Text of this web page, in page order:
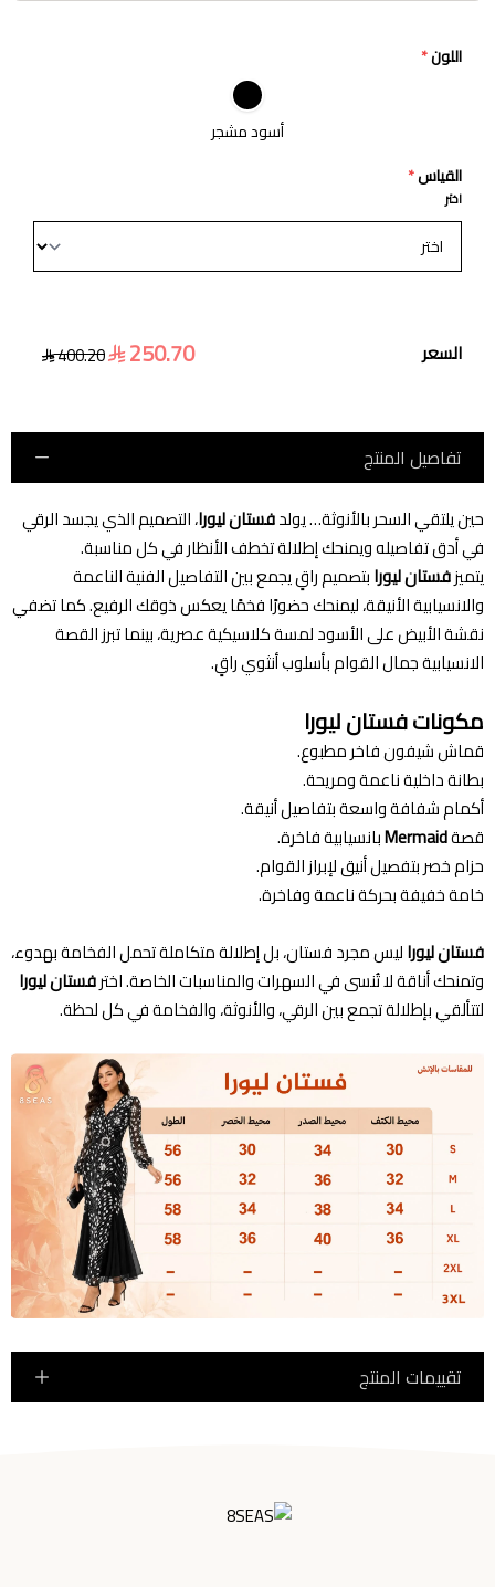
اللون*
أسود مشجر
القياس*
اختر
السعر 250.70
400.20
تفاصيل المنتج
حين يلتقي السحر بالأنوثة… يولدفستان ليورا، التصميم الذي يجسد الرقي
في أدق تفاصيله ويمنحك إطلالة تخطف الأنظار في كل مناسبة.
يتميزفستان ليورابتصميم راقٍ يجمع بين التفاصيل الفنية الناعمة
والانسيابية الأنيقة، ليمنحك حضورًا فخمًا يعكس ذوقك الرفيع. كما تضفي
نقشة الأبيض على الأسود لمسة كلاسيكية عصرية، بينما تبرز القصة
الانسيابية جمال القوام بأسلوب أنثوي راقٍ.
مكونات فستان ليورا
قماش شيفون فاخر مطبوع.
بطانة داخلية ناعمة ومريحة.
أكمام شفافة واسعة بتفاصيل أنيقة.
قصةMermaidبانسيابية فاخرة.
حزام خصر بتفصيل أنيق لإبراز القوام.
خامة خفيفة بحركة ناعمة وفاخرة.
فستان ليوراليس مجرد فستان، بل إطلالة متكاملة تحمل الفخامة بهدوء،
وتمنحك أناقة لا تُنسى في السهرات والمناسبات الخاصة. اخترفستان ليورا
لتتألقي بإطلالة تجمع بين الرقي، والأنوثة، والفخامة في كل لحظة.
تقييمات المنتج